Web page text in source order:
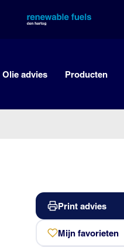
Olie advies Producten
Print advies
Mijn favorieten